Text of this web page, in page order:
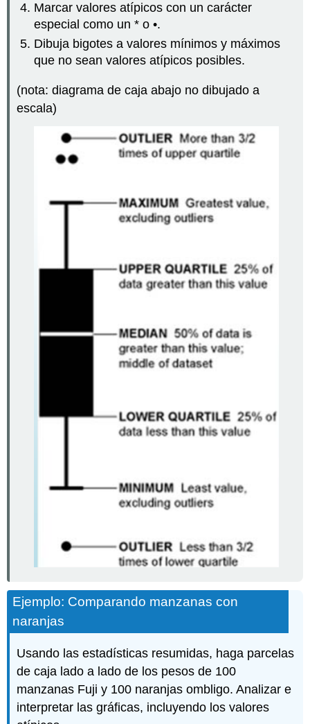
Marcar valores atípicos con un carácter
especial como un * o •.
Dibuja bigotes a valores mínimos y máximos
que no sean valores atípicos posibles.
(nota: diagrama de caja abajo no dibujado a
escala)
Ejemplo: Comparando manzanas con
naranjas
Usando las estadísticas resumidas, haga parcelas
de caja lado a lado de los pesos de 100
manzanas Fuji y 100 naranjas ombligo. Analizar e
interpretar las gráficas, incluyendo los valores